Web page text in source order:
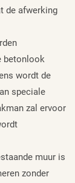
de afwerking
betonlook
wordt de
speciale
zal ervoor
muur is
zonder